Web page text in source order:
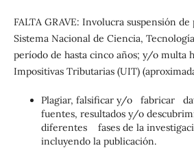
FALTA GRAVE: Involucra suspensión
Sistema Nacional de Ciencia,
período de hasta cinco años; y/o multa
Impositivas Tributarias (UIT)
Plagiar, falsiﬁcar y/o fabricar
fuentes, resultados y/o
diferentes fases de la
incluyendo la publicación.